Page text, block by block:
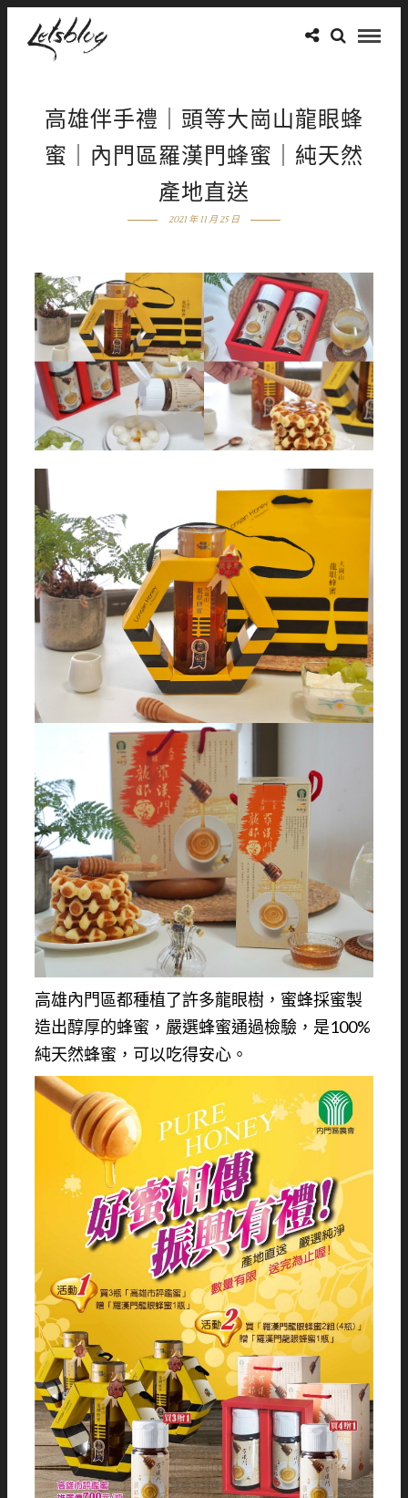
高雄伴手禮｜頭等大崗山龍眼蜂
蜜｜內門區羅漢門蜂蜜｜純天然
產地直送
2021 年 11 月 25 日
高雄內門區都種植了許多龍眼樹，蜜蜂採蜜製
造出醇厚的蜂蜜，嚴選蜂蜜通過檢驗，是100%
純天然蜂蜜，可以吃得安心。